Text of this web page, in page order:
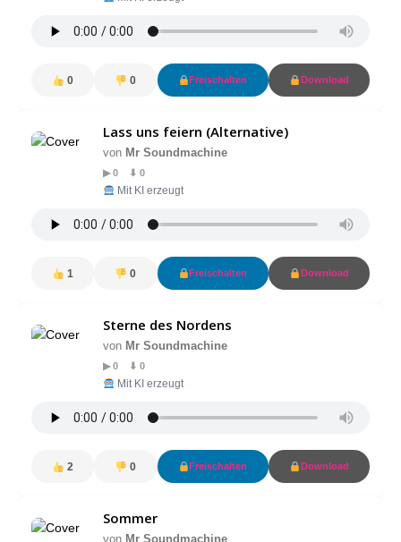
0 0 Freischalten Download
Lass uns feiern (Alternative)
von Mr Soundmachine
▶ 0 ⬇ 0
Mit KI erzeugt
1 0 Freischalten Download
Sterne des Nordens
von Mr Soundmachine
▶ 0 ⬇ 0
Mit KI erzeugt
2 0 Freischalten Download
Sommer
von Mr Soundmachine